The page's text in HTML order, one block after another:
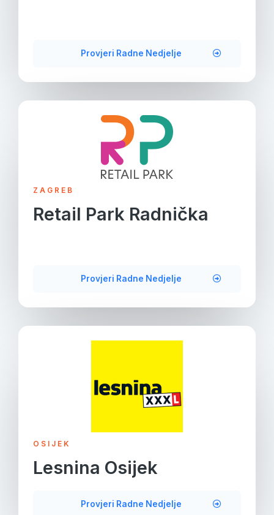
Provjeri Radne Nedjelje
ZAGREB
Retail Park Radnička
Provjeri Radne Nedjelje
OSIJEK
Lesnina Osijek
Provjeri Radne Nedjelje